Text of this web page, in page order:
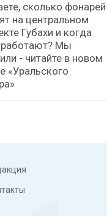
сколько фонарей
на центральном
Губахи и когда
Мы
- читайте в новом
«Уральского